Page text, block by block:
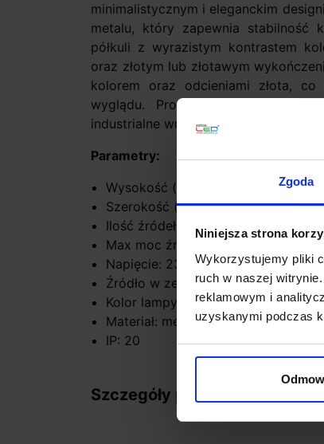
Zgoda
Niniejsza strona
Wykorzystujemy pliki
ruch w naszej
reklamowym i
uzyskanymi podczas
minimalistycznym i eleganckim
metalu, który zapewnia stabilność
półkuli z wyrazistym kontrastem
oraz złotym lub złotawym
kolorem oraz odcieniami złota, co
wyglądu. Prosty, minimalistyczny
industrialne wnętrza.
Parametry:
Wysokość (cm): 151
Szerokość (cm): 42
Ilość źródeł / rodzaj trzonka: 1 x
Max moc źródła: 12W
Napięcie: 230V
Źródło w zestawie: LED 12W,
Kolor lampy: czarny/złoty i odcienie
Materiał: metal
IP: 20
Szczegóły produktu